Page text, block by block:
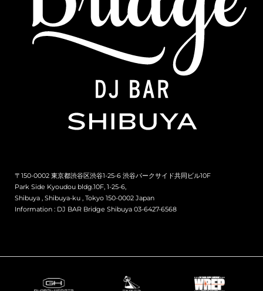
〒150-0002 東京都渋谷区渋谷1-25-6 渋谷パークサイド共同ビル10F
Park Side Kyoudou bldg.10F, 1-25-6,
Shibuya , Shibuya-ku , Tokyo 150-0002 Japan
Information : DJ BAR Bridge Shibuya 03-6427-6568